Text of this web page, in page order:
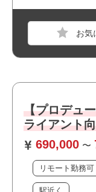
【プロデュ
ライアント
690,000 〜
リモート勤務可
PM
顧客折衝のご経験
チーム進捗管理の
おすすめ
・駅近でアクセ